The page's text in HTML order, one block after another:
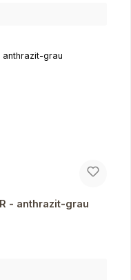
- anthrazit-grau